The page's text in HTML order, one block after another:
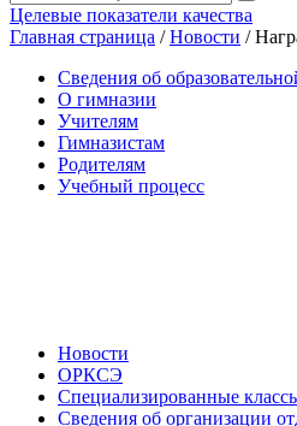
Целевые показатели качества
Главная страница /Новости /
Сведения об
О гимназии
Учителям
Гимназистам
Родителям
Учебный процесс
Новости
ОРКСЭ
Специализированные
Сведения об организации